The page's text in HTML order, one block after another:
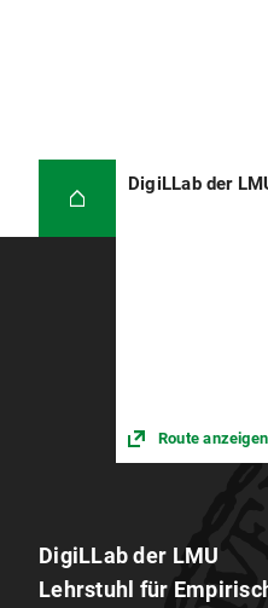
DigiLLab der
Route anzeigen
DigiLLab der LMU
Lehrstuhl für